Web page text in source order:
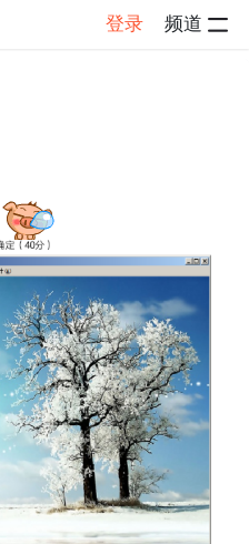
登录 频道